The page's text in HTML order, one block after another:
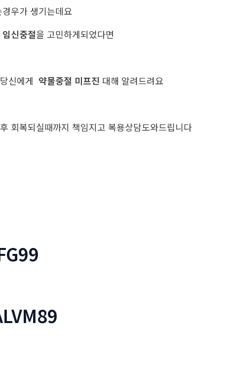
우가 생기는데요
임신중절을 고민하게되었다면
신에게 약물중절 미프진 대해 알려드려요
회복되실때까지 책임지고 복용상담도와드립니다